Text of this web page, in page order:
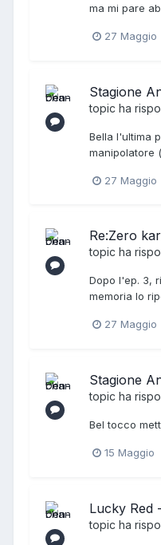
ma mi pare
27 Maggio
Stagione
topic ha
Bella l'ultima
manipolatore
27 Maggio
Re:Zero
topic ha
Dopo l'ep. 3,
memoria lo
27 Maggio
Stagione
topic ha
Bel tocco
15 Maggio
Lucky Red
topic ha